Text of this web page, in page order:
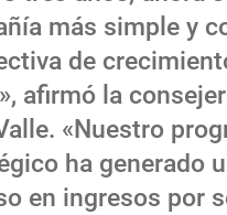
más simple y
de
afirmó la
«Nuestro
ha generado
en ingresos por